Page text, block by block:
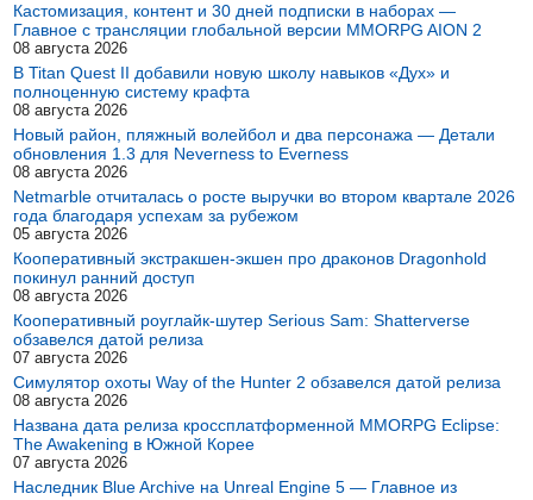
Кастомизация, контент и 30 дней подписки в наборах —
Главное с трансляции глобальной версии MMORPG AION 2
08 августа 2026
В Titan Quest II добавили новую школу навыков «Дух» и
полноценную систему крафта
08 августа 2026
Новый район, пляжный волейбол и два персонажа — Детали
обновления 1.3 для Neverness to Everness
08 августа 2026
Netmarble отчиталась о росте выручки во втором квартале 2026
года благодаря успехам за рубежом
05 августа 2026
Кооперативный экстракшен-экшен про драконов Dragonhold
покинул ранний доступ
08 августа 2026
Кооперативный роуглайк-шутер Serious Sam: Shatterverse
обзавелся датой релиза
07 августа 2026
Симулятор охоты Way of the Hunter 2 обзавелся датой релиза
08 августа 2026
Названа дата релиза кроссплатформенной MMORPG Eclipse:
The Awakening в Южной Корее
07 августа 2026
Наследник Blue Archive на Unreal Engine 5 — Главное из